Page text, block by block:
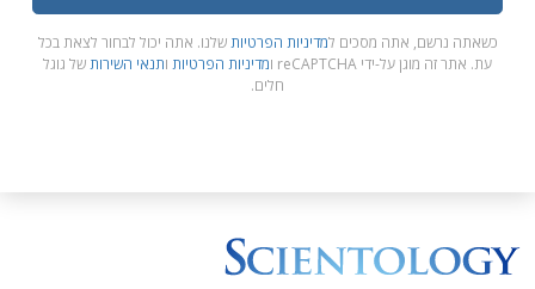
כשאתה נרשם, אתה מסכים למדיניות הפרטיותשלנו. אתה יכול לבחור לצאת בכל
עת. אתר זה מוגן על-ידי reCAPTCHA ו
מדיניות הפרטיות ותנאי השירותשל גוגל
חלים.